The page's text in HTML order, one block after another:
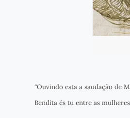
“Ouvindo esta a saudação de
Bendita és tu entre as